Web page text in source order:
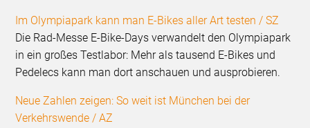
Im Olympiapark kann man E-Bikes aller Art testen / SZ
Die Rad-Messe E-Bike-Days verwandelt den Olympiapark
in ein großes Testlabor: Mehr als tausend E-Bikes und
Pedelecs kann man dort anschauen und ausprobieren.
Neue Zahlen zeigen: So weit ist München bei der
Verkehrswende / AZ